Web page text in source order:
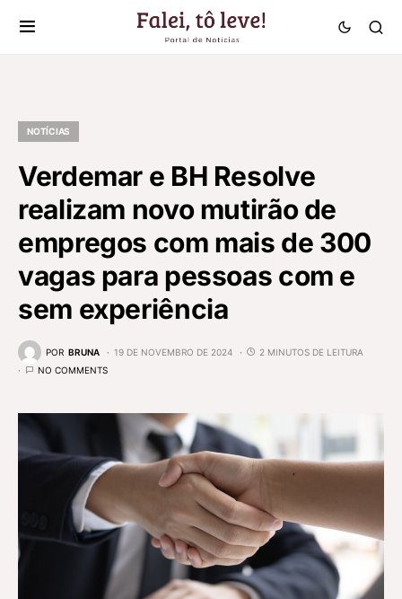
NOTÍCIAS
Verdemar e BH Resolve
realizam novo mutirão de
empregos com mais de 300
vagas para pessoas com e
sem experiência
POR BRUNA 19 DE NOVEMBRO DE 2024
2 MINUTOS DE LEITURA
NO COMMENTS